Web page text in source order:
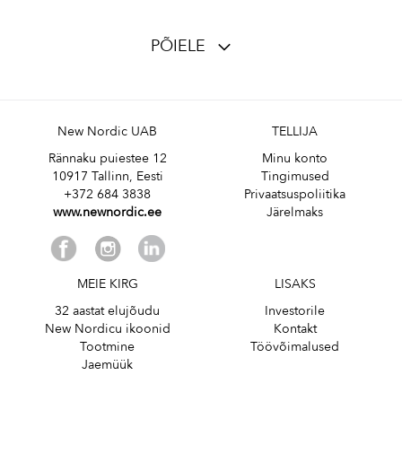
PÕIELE
New Nordic UAB
Rännaku puiestee 12
10917 Tallinn, Eesti
+372 684 3838
www.newnordic.ee
TELLIJA
Minu konto
Tingimused
Privaatsuspoliitika
Järelmaks
MEIE KIRG
32 aastat elujõudu
New Nordicu ikoonid
Tootmine
Jaemüük
LISAKS
Investorile
Kontakt
Töövõimalused